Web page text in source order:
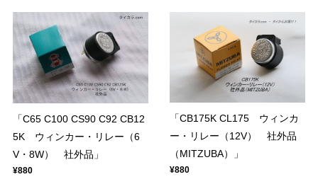
「C65 C100 CS90 C92 CB12
5K ウィンカー・リレー（6
V・8W） 社外品」
¥880
「CB175K CL175 ウィンカ
ー・リレー（12V） 社外品
（MITZUBA）」
¥880